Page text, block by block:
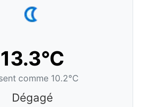
13.3°C
comme 10.2°C
Dégagé